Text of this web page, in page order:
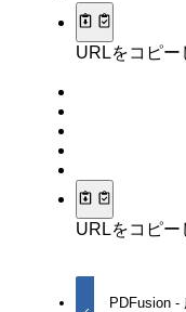
URLをコピー
URLをコピー
PDFusion -